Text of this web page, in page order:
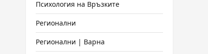
Психология на Връзките
Регионални
Регионални | Варна